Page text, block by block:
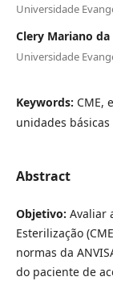
Universidade
Clery Mariano da
Universidade
Keywords: CME,
unidades básicas
Abstract
Objetivo: Avaliar
Esterilização
normas da
do paciente de